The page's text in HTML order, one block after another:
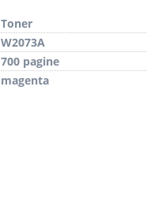
Toner
W2073A
700 pagine
magenta